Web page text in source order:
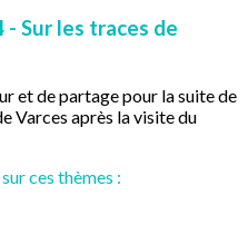
Sur les traces de
et de partage pour la suite de
Varces après la visite du
ces thèmes :